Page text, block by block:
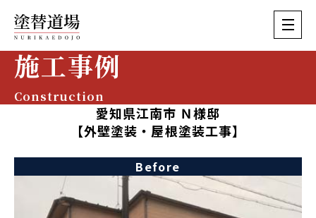
施工事例
Construction
愛知県江南市 Ｎ様邸
【外壁塗装・屋根塗装工事】
Before